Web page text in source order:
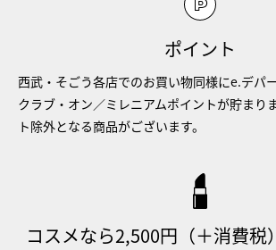
ポイント
西武・そごう各店でのお買い物同様にe.デパ
クラブ・オン／ミレニアムポイントが貯まり
ト除外となる商品がございます。
コスメなら2,500円（＋消費税